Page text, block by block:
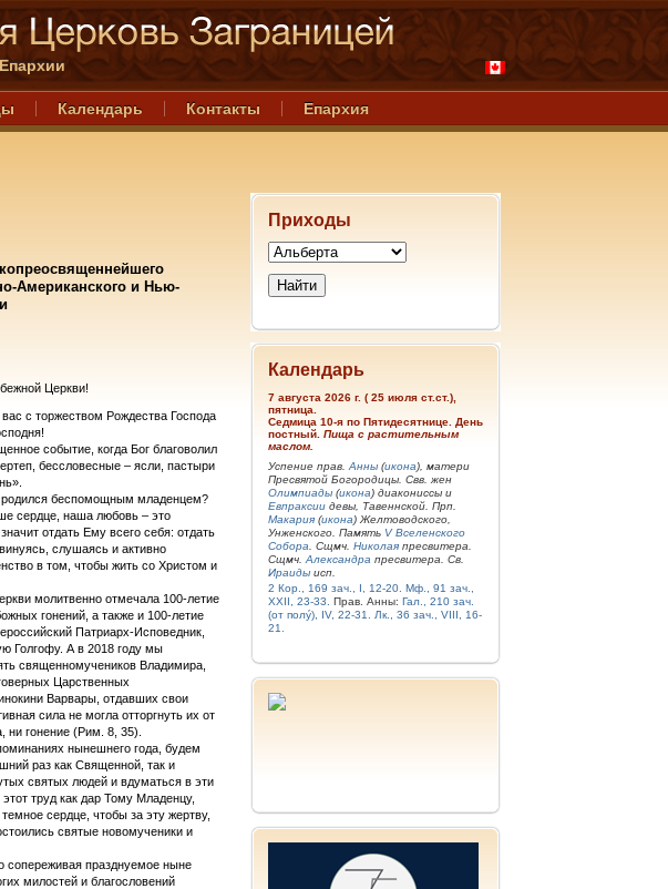
Календарь Контакты Епархия
Приходы
Календарь
7 августа 2026 г. ( 25 июля ст.ст.),
пятница.
Седмица 10-я по Пятидесятнице. День
постный. Пища с растительным
маслом.
Успение прав. Анны (икона), матери
Пресвятой Богородицы. Свв. жен
Олимпиады (икона) диакониссы и
Евпраксии девы, Тавеннской. Прп.
Макария (икона) Желтоводского,
Унженского. Память V Вселенского
Собора . Сщмч. Николая пресвитера.
Сщмч. Александра пресвитера. Св.
Ираиды исп.
2 Кор., 169 зач., I, 12-20. Мф., 91 зач.,
XXII, 23-33.
Прав. Анны: Гал., 210 зач.
(от полу́), IV, 22-31.
Лк., 36 зач., VIII, 16-
21.
Американского и Нью-
Церкви!
с торжеством Рождества Господа
событие, когда Бог благоволил
бессловесные – ясли, пастыри
беспомощным младенцем?
сердце, наша любовь – это
отдать Ему всего себя: отдать
слушаясь и активно
в том, чтобы жить со Христом и
молитвенно отмечала 100-летие
гонений, а также и 100-летие
Патриарх-Исповедник,
Голгофу. А в 2018 году мы
священномучеников Владимира,
Царственных
Варвары, отдавших свои
сила не могла отторгнуть их от
ни гонение (Рим. 8, 35).
нынешнего года, будем
раз как Священной, так и
святых людей и вдуматься в эти
труд как дар Тому Младенцу,
сердце, чтобы за эту жертву,
святые новомученики и
сопереживая празднуемое ныне
милостей и благословений